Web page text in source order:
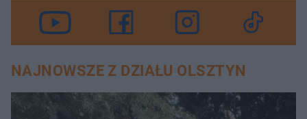
NAJNOWSZE Z DZIAŁU OLSZTYN